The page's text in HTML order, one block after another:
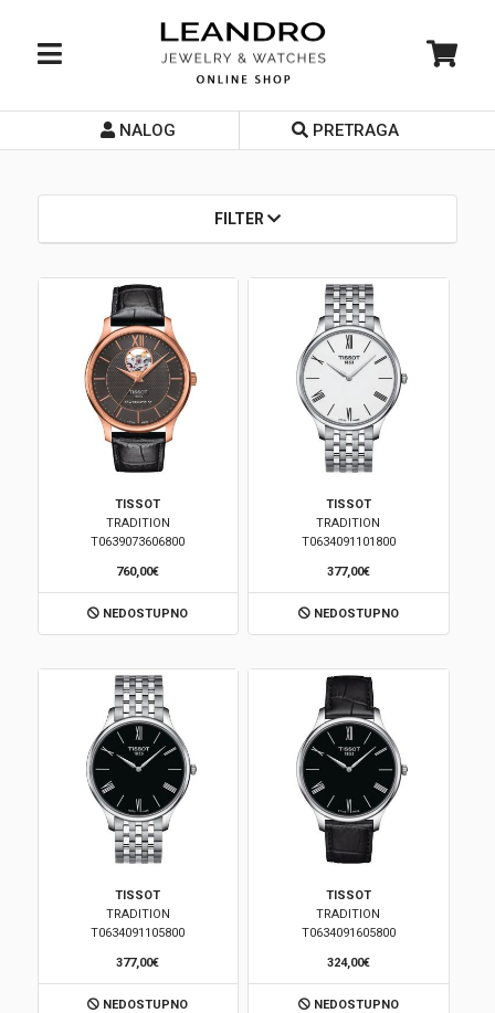
Početna
Prodavnice
Kontakt
Loyalty Club
Brendovi
Swiss🇨🇭
Satovi
Diamond
POKLON VAUČER
Prijava
Registracija
NALOG PRETRAGA
FILTER
TISSOT
TRADITION
T0639073606800
760,00€
NEDOSTUPNO
TISSOT
TRADITION
T0634091101800
377,00€
NEDOSTUPNO
TISSOT
TRADITION
T0634091105800
377,00€
NEDOSTUPNO
TISSOT
TRADITION
T0634091605800
324,00€
NEDOSTUPNO